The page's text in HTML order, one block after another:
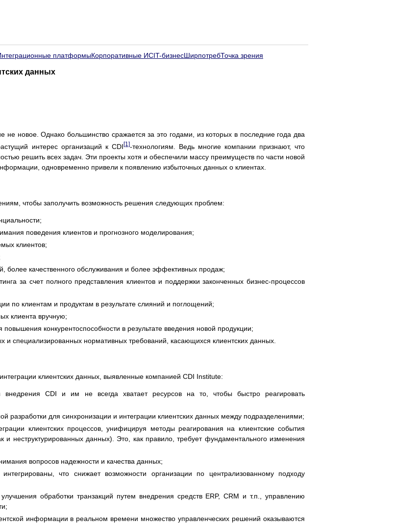
платформыКорпоративные ИСIT-бизнесШирпотребТочка зрения
данных
новое. Однако большинство сражается за это годами, из которых в последние года два
интерес организаций к CDI[1]-технологиям. Ведь многие компании признают, что
решить всех задач. Эти проекты хотя и обеспечили массу преимуществ по части новой
одновременно привели к появлению избыточных данных о клиентах.
чтобы заполучить возможность решения следующих проблем:
поведения клиентов и прогнозного моделирования;
клиентов;
более качественного обслуживания и более эффективных продаж;
за счет полного представления клиентов и поддержки законченных бизнес-процессов
по клиентам и продуктам в результате слияний и поглощений;
клиента вручную;
конкурентоспособности в результате введения новой продукции;
и специализированных нормативных требований, касающихся клиентских данных.
клиентских данных, выявленные компанией CDI Institute:
внедрения CDI и им не всегда хватает ресурсов на то, чтобы быстро реагировать
разработки для синхронизации и интеграции клиентских данных между подразделениями;
клиентских процессов, унифицируя методы реагирования на клиентские события
и неструктурированных данных). Это, как правило, требует фундаментального изменения
вопросов надежности и качества данных;
что снижает возможности организации по централизованному подходу
обработки транзакций путем внедрения средств ERP, CRM и т.п., управлению
информации в реальном времени множество управленческих решений оказываются